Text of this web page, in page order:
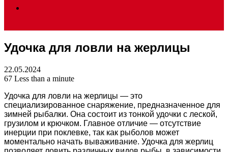
for
Удочка для ловли на жерлицы
22.05.2024
67 Less than a minute
Удочка для ловли на жерлицы — это
специализированное снаряжение, предназначенное для
зимней рыбалки. Она состоит из тонкой удочки с леской,
грузилом и крючком. Главное отличие — отсутствие
инерции при поклевке, так как рыболов может
моментально начать вываживание. Удочка для жерлиц